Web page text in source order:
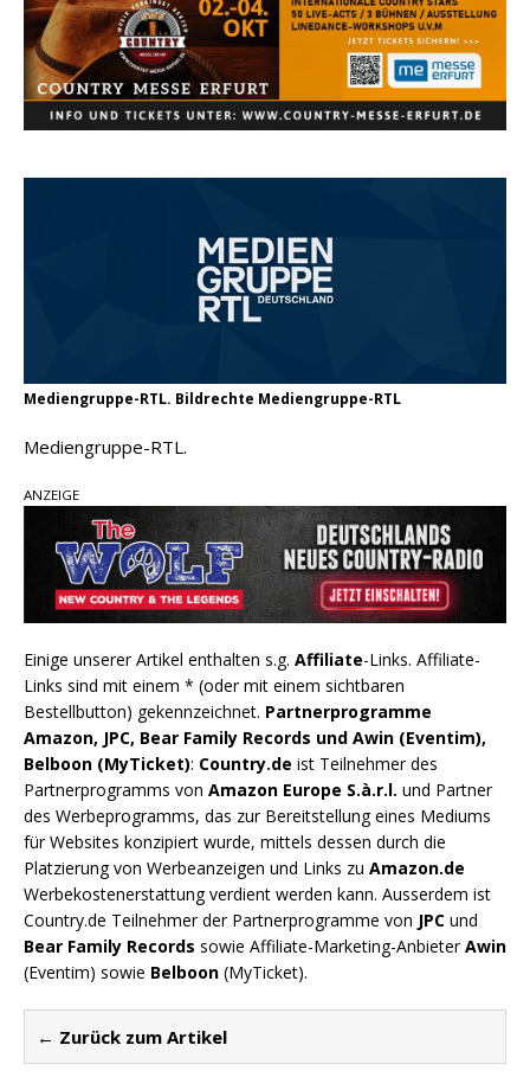
„Choosin‘ Texas“ gehört zu den größten Hits
aller Zeiten
pez veröffentlicht neue Single „Late Night
Talks“ – eine Hymne auf unvergessliche
Mediengruppe-RTL. Bildrechte Mediengruppe-RTL
Mediengruppe-RTL.
ANZEIGE
Einige unserer Artikel enthalten s.g. Affiliate-Links. Affiliate-
Links sind mit einem * (oder mit einem sichtbaren
Bestellbutton) gekennzeichnet. Partnerprogramme
Amazon, JPC, Bear Family Records und Awin (Eventim),
Belboon (MyTicket): Country.de ist Teilnehmer des
Partnerprogramms von Amazon Europe S.à.r.l. und Partner
des Werbeprogramms, das zur Bereitstellung eines Mediums
für Websites konzipiert wurde, mittels dessen durch die
Platzierung von Werbeanzeigen und Links zu Amazon.de
Werbekostenerstattung verdient werden kann. Ausserdem ist
Country.de Teilnehmer der Partnerprogramme von JPC und
Bear Family Records sowie Affiliate-Marketing-AnbieterAwin
(Eventim) sowie Belboon (MyTicket).
← Zurück zum Artikel